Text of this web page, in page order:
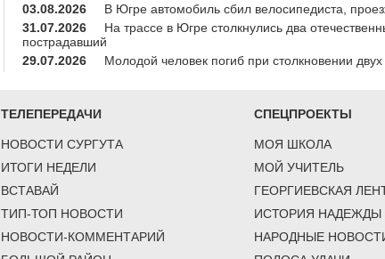
03.08.2026
В Югре автомобиль сбил велосипедиста,
31.07.2026
На трассе в Югре столкнулись два
пострадавший
29.07.2026
Молодой человек погиб при столкновении
ТЕЛЕПЕРЕДАЧИ
НОВОСТИ СУРГУТА
ИТОГИ НЕДЕЛИ
ВСТАВАЙ
ТИП-ТОП НОВОСТИ
НОВОСТИ-КОММЕНТАРИЙ
СПЕЦПРОЕКТЫ
МОЯ ШКОЛА
МОЙ УЧИТЕЛЬ
ГЕОРГИЕВСКАЯ
ИСТОРИЯ НАДЕЖДЫ
НАРОДНЫЕ